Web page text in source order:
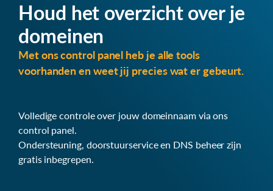
Houd het overzicht over je
domeinen
Met ons control panel heb je alle tools
voorhanden en weet jij precies wat er gebeurt.
Volledige controle over jouw domeinnaam via ons
control panel.
Ondersteuning, doorstuurservice en DNS beheer zijn
gratis inbegrepen.